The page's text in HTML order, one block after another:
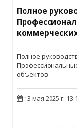
Полное
Полное
объектов
13 мая 2025 г.